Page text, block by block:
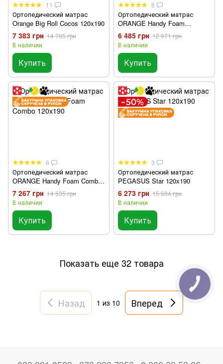
11
Ортопедический матрас
Orange Big Roll Cocos 120x190
7 383 грн 14 765 грн
В наличии
Купить
6
Ортопедический матрас
ORANGE Handy Foam
120X190
6 485 грн 12 971 грн
В наличии
Купить
6
Ортопедический матрас
ORANGE Handy Foam Combo
120x190
7 267 грн 14 535 грн
В наличии
Купить
3
Ортопедический матрас
PEGASUS Star 120x190
6 273 грн 15 684 грн
В наличии
Купить
Показать еще 32 товара
Назад 1 из 10 Вперед
КНОПКА
ЗВ'ЯЗКУ